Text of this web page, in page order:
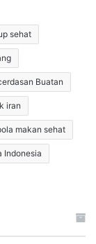
sehat
Buatan
iran
makan sehat
Indonesia